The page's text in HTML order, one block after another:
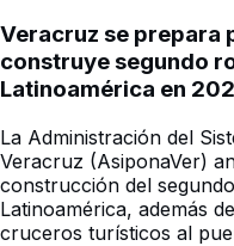
Veracruz se prepara
construye segundo
Latinoamérica en
La Administración del
Veracruz (AsiponaVer)
construcción del
Latinoamérica, además
cruceros turísticos al